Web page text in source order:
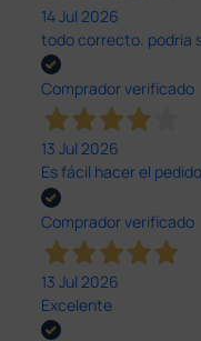
14 Jul 2026
todo correcto. podria
Comprador verificado
13 Jul 2026
Es fácil hacer el
Comprador verificado
13 Jul 2026
Excelente